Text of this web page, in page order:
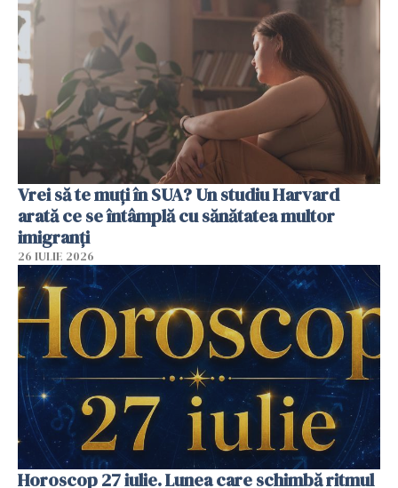
Vrei să te muți în SUA? Un studiu Harvard
arată ce se întâmplă cu sănătatea multor
imigranți
26 IULIE 2026
Horoscop 27 iulie. Lunea care schimbă ritmul